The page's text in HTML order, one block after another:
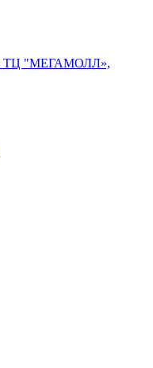
ТЦ "МЕГАМОЛЛ»,